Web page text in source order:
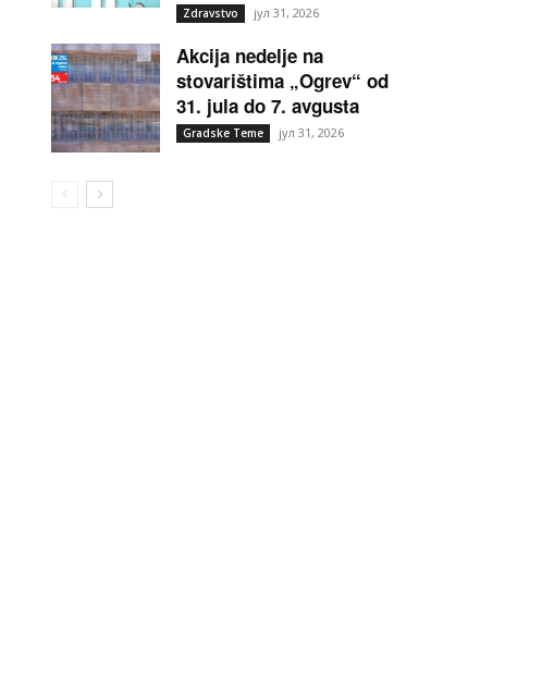
Zdravstvo јул 31, 2026
Akcija nedelje na
stovarištima „Ogrev“ od
31. jula do 7. avgusta
Gradske Teme јул 31, 2026